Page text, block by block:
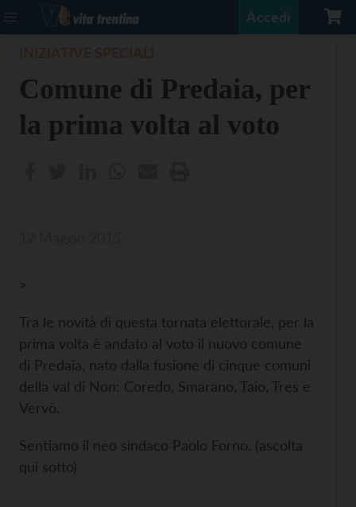
Accedi
Comune di Predaia, per
la prima volta al voto
>
Tra le novità di questa tornata elettorale, per la
prima volta è andato al voto il nuovo comune
di Predaia, nato dalla fusione di cinque comuni
della val di Non: Coredo, Smarano, Taio, Tres e
Vervò.
Sentiamo il neo sindaco Paolo Forno. (ascolta
qui sotto)